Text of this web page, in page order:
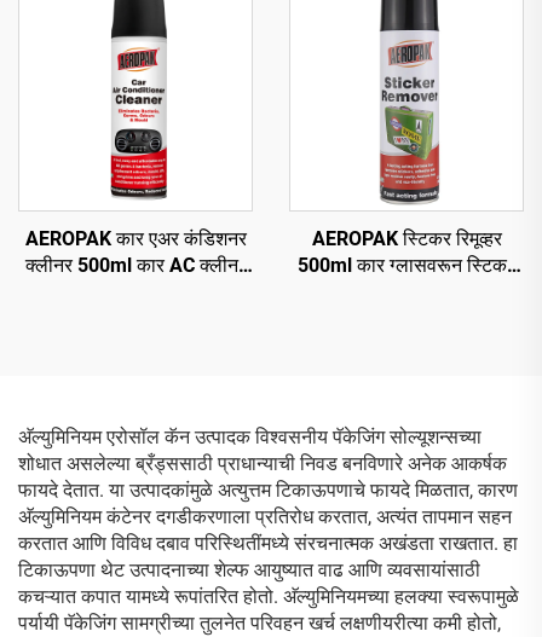
AEROPAK कार एअर कंडिशनर
क्लीनर 500ml कार AC क्लीनर
AEROPAK स्टिकर रिमूव्हर
500ml कार ग्लासवरून स्टिकर
अ‍ॅल्युमिनियम एरोसॉल कॅन उत्पादक विश्वसनीय पॅकेजिंग सोल्यूशन्सच्या
शोधात असलेल्या ब्रँड्ससाठी प्राधान्याची निवड बनविणारे अनेक आकर्षक
फायदे देतात. या उत्पादकांमुळे अत्युत्तम टिकाऊपणाचे फायदे मिळतात, कारण
अ‍ॅल्युमिनियम कंटेनर दगडीकरणाला प्रतिरोध करतात, अत्यंत तापमान सहन
करतात आणि विविध दबाव परिस्थितींमध्ये संरचनात्मक अखंडता राखतात. हा
टिकाऊपणा थेट उत्पादनाच्या शेल्फ आयुष्यात वाढ आणि व्यवसायांसाठी
कचऱ्यात कपात यामध्ये रूपांतरित होतो. अ‍ॅल्युमिनियमच्या हलक्या स्वरूपामुळे
पर्यायी पॅकेजिंग सामग्रीच्या तुलनेत परिवहन खर्च लक्षणीयरीत्या कमी होतो,